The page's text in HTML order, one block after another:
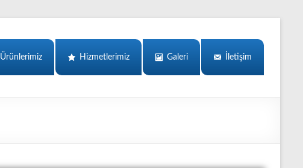
Ürünlerimiz Hizmetlerimiz Galeri İletişim